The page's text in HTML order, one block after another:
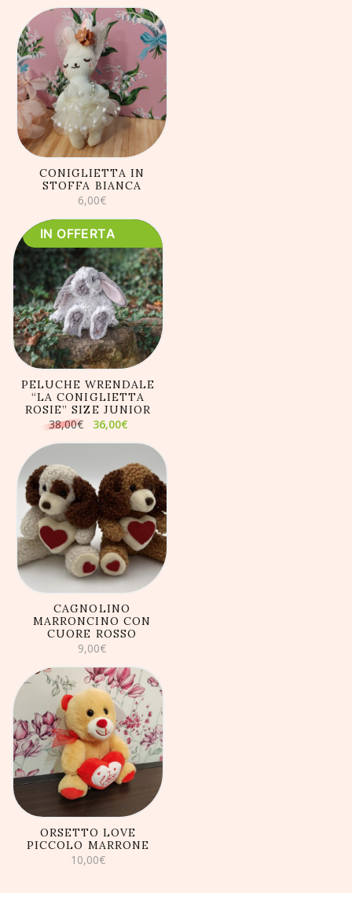
AGGIUNGI AL
CARRELLO
CONIGLIETTA IN
STOFFA BIANCA
6,00€
IN OFFERTA
AGGIUNGI AL
CARRELLO
PELUCHE WRENDALE
“LA CONIGLIETTA
ROSIE” SIZE JUNIOR
38,00€ Il
prezzo
originale
38,00€.
36,00€Il
attuale
36,00€.
AGGIUNGI AL
CARRELLO
CAGNOLINO
MARRONCINO CON
CUORE ROSSO
9,00€
AGGIUNGI AL
CARRELLO
ORSETTO LOVE
PICCOLO MARRONE
10,00€